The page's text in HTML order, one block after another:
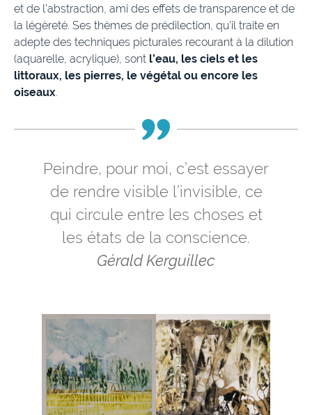
et de l’abstraction, ami des effets de transparence et de
la légèreté. Ses thèmes de prédilection, qu’il traite en
adepte des techniques picturales recourant à la dilution
(aquarelle, acrylique), sont l’eau, les ciels et les
littoraux, les pierres, le végétal ou encore les
oiseaux.
Peindre, pour moi, c’est essayer
de rendre visible l’invisible, ce
qui circule entre les choses et
les états de la conscience.
Gérald Kerguillec